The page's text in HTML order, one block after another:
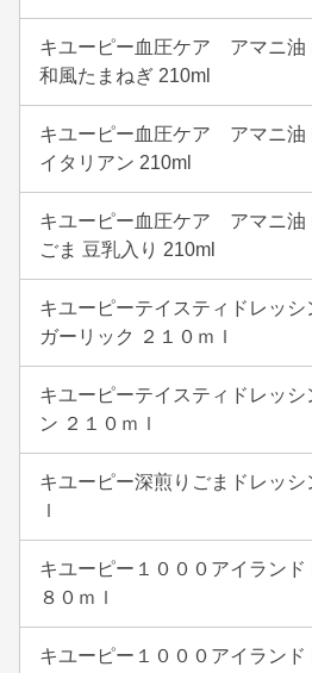
キユーピー血圧ケア アマニ
和風たまねぎ 210ml
キユーピー血圧ケア アマニ
イタリアン 210ml
キユーピー血圧ケア アマニ
ごま 豆乳入り 210ml
キユーピーテイスティドレッ
ガーリック ２１０ｍｌ
キユーピーテイスティドレッ
ン ２１０ｍｌ
キユーピー深煎りごまドレッシ
ｌ
キユーピー１０００アイランド
８０ｍｌ
キユーピー１０００アイランド